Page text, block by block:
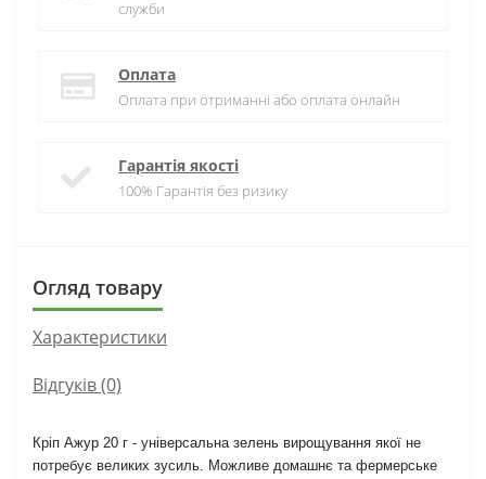
служби
Оплата
Оплата при отриманні або оплата онлайн
Гарантія якості
100% Гарантія без ризику
Огляд товару
Характеристики
Відгуків (0)
Кріп Ажур 20 г - універсальна зелень вирощування якої не
потребує великих зусиль. Можливе домашнє та фермерське